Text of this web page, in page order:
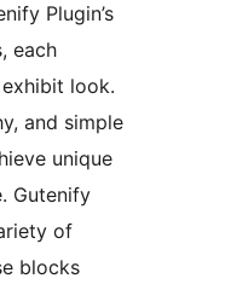
Plugin’s
each
look.
and simple
unique
Gutenify
of
blocks